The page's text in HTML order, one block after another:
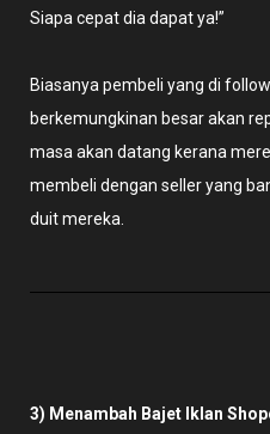
Siapa cepat dia dapat ya!”
Biasanya pembeli yang di
berkemungkinan besar akan
masa akan datang kerana
membeli dengan seller yang
duit mereka.
3) Menambah Bajet Iklan